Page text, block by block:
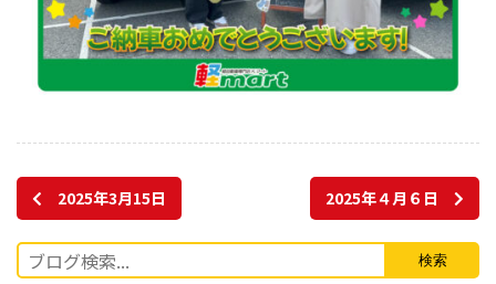
2025年3月15日 2025年４月６日